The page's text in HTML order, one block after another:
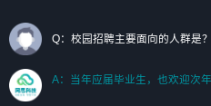
7. 了解或熟悉 WebGL 及相关框架优先。
（岗位人员专职于行业应用解决方案、项
Q：校园招聘主要面向的人群是？
A：当年应届毕业生，也欢迎次